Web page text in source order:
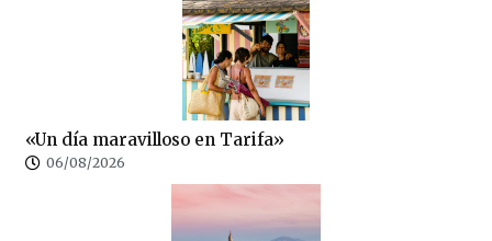
«Un día maravilloso en Tarifa»
06/08/2026